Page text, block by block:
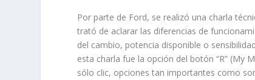
Por parte de Ford, se realizó una charla
trató de aclarar las diferencias de
del cambio, potencia disponible o
esta charla fue la opción del botón “R” (My
sólo clic, opciones tan importantes como